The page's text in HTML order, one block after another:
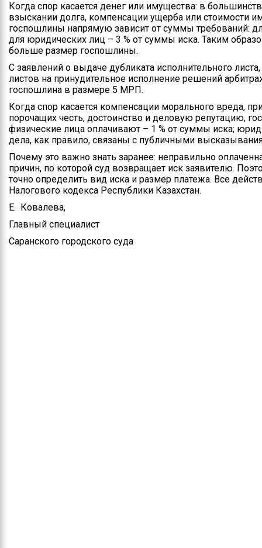
Коммунальная сфера
Когда спор касается денег или имущества: в
взыскании долга, компенсации ущерба или стоимости
госпошлины напрямую зависит от суммы требований:
для юридических лиц – 3 % от суммы иска. Таким
больше размер госпошлины.
С заявлений о выдаче дубликата исполнительного
листов на принудительное исполнение решений
госпошлина в размере 5 МРП.
Когда спор касается компенсации морального вреда,
порочащих честь, достоинство и деловую репутацию,
физические лица оплачивают – 1 % от суммы иска;
дела, как правило, связаны с публичными
Почему это важно знать заранее: неправильно
причин, по которой суд возвращает иск заявителю.
точно определить вид иска и размер платежа. Все
Налогового кодекса Республики Казахстан.
Е. Ковалева,
Главный специалист
Саранского городского суда